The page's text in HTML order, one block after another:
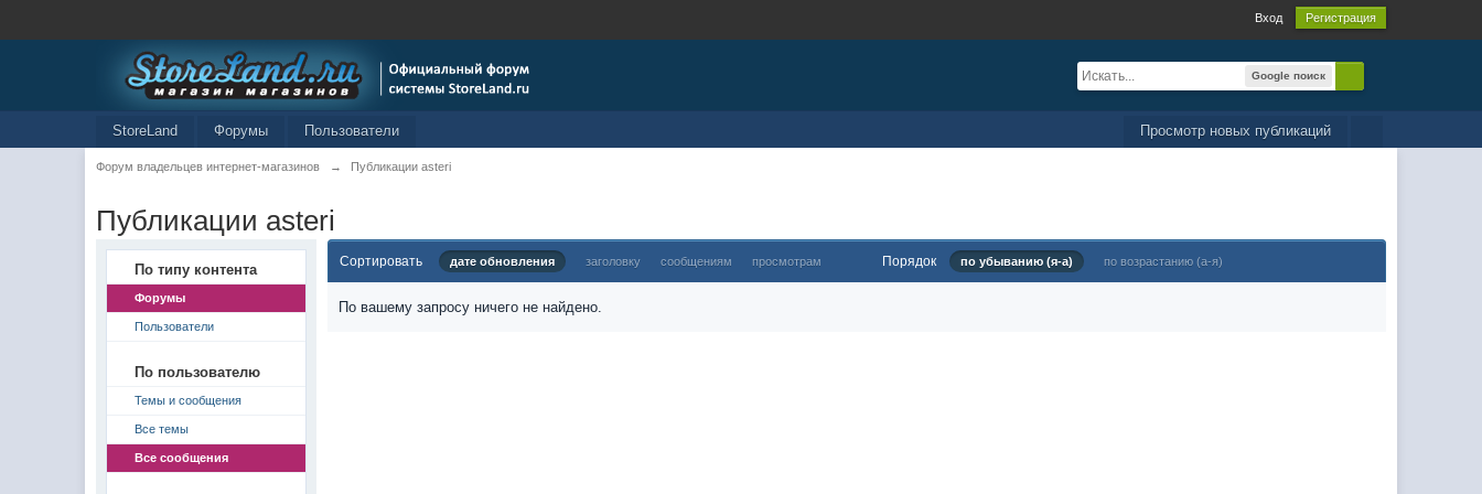
Вход Регистрация
Google поиск
Просмотр новых публикаций
StoreLand Форумы Пользователи
Форум владельцев интернет-магазинов → Публикации asteri
Публикации asteri
По типу контента
Форумы
Пользователи
По пользователю
Темы и сообщения
Все темы
Все сообщения
Сортировать дате обновления заголовку сообщениям просмотрам Порядок по убыванию (я-а) по возрастанию (а-я)
По вашему запросу ничего не найдено.